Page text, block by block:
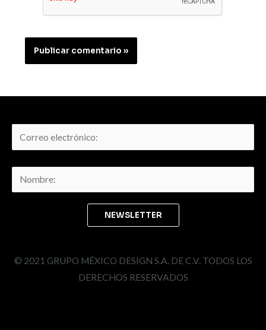
© 2021 GRUPO MÉXICO DESIGN S.A. DE C.V. TODOS LOS
DERECHOS RESERVADOS